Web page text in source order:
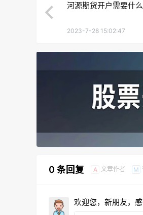
河源期货开户需要什
2023-7-28 15:02:47
0 条回复 A 文章作者 M
欢迎您，新朋友，感